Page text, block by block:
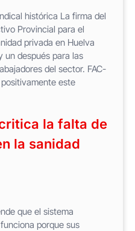
histórica La firma del
Provincial para el
privada en Huelva
un después para las
del sector. FAC-
este
la falta de
la sanidad
que el sistema
porque sus